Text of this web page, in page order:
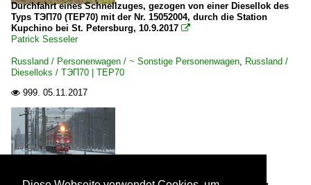
Durchfahrt eines Schnellzuges, gezogen von einer Diesellok des
Typs ТЭП70 (TEP70) mit der Nr. 15052004, durch die Station
Kupchino bei St. Petersburg, 10.9.2017 
Patrick Sesseler
Russland / Personenwagen / ~ Sonstige Personenwagen, Russland /
Dieselloks / ТЭП70 | TEP70
 999. 05.11.2017